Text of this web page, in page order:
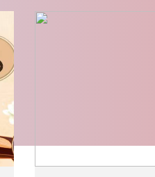
第二届“尚美